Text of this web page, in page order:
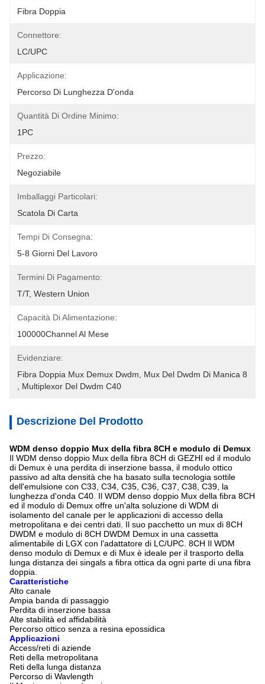
Fibra Doppia
Connettore:
LC/UPC
Applicazione:
Percorso Di Lunghezza D'onda
Quantità Di Ordine Minimo:
1PC
Prezzo:
Negoziabile
Imballaggi Particolari:
Scatola Di Carta
Tempi Di Consegna:
5-8 Giorni Del Lavoro
Termini Di Pagamento:
T/T, Western Union
Capacità Di Alimentazione:
100000Channel Al Mese
Evidenziare:
Fibra Doppia Mux Demux Dwdm
Mux Del Dwdm Di Manica 8
Multiplexor Del Dwdm C40
Descrizione Del Prodotto
WDM denso doppio Mux della fibra 8CH e modulo di Demux
Il WDM denso doppio Mux della fibra 8CH di GEZHI ed il modulo
di Demux è una perdita di inserzione bassa, il modulo ottico
passivo ad alta densità che ha basato sulla tecnologia sottile
dell'emulsione con C33, C34, C35, C36, C37, C38, C39, la
lunghezza d'onda C40. Il WDM denso doppio Mux della fibra 8CH
ed il modulo di Demux offre un'alta soluzione di WDM di
isolamento del canale per le applicazioni di accesso della
metropolitana e dei centri dati. Il suo pacchetto un mux di 8CH
DWDM e modulo di 8CH DWDM Demux in una cassetta
alimentabile di LGX con l'adattatore di LC/UPC. 8CH Il WDM
denso modulo di Demux e di Mux è ideale per il trasporto della
lunga distanza dei singals a fibra ottica da ogni parte di una fibra
doppia.
Caratteristiche
Alto canale
Ampia banda di passaggio
Perdita di inserzione bassa
Alte stabilità ed affidabilità
Percorso ottico senza a resina epossidica
Applicazioni
Access/reti di aziende
Reti della metropolitana
Reti della lunga distanza
Percorso di Wavlength